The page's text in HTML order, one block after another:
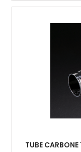
TUBE